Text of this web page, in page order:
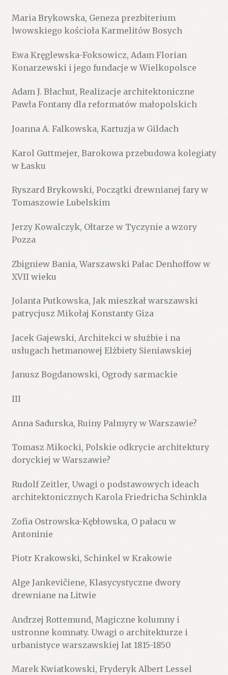
Maria Brykowska, Geneza prezbiterium
lwowskiego kościoła Karmelitów Bosych
Ewa Kręglewska-Foksowicz, Adam Florian
Konarzewski i jego fundacje w Wielkopolsce
Adam J. Błachut, Realizacje architektoniczne
Pawła Fontany dla reformatów małopolskich
Joanna A. Falkowska, Kartuzja w Gildach
Karol Guttmejer, Barokowa przebudowa kolegiaty
w Łasku
Ryszard Brykowski, Początki drewnianej fary w
Tomaszowie Lubelskim
Jerzy Kowalczyk, Ołtarze w Tyczynie a wzory
Pozza
Zbigniew Bania, Warszawski Pałac Denhoffow w
XVII wieku
Jolanta Putkowska, Jak mieszkał warszawski
patrycjusz Mikołaj Konstanty Giza
Jacek Gajewski, Architekci w służbie i na
usługach hetmanowej Elżbiety Sieniawskiej
Janusz Bogdanowski, Ogrody sarmackie
III
Anna Sadurska, Ruiny Palmyry w Warszawie?
Tomasz Mikocki, Polskie odkrycie architektury
doryckiej w Warszawie?
Rudolf Zeitler, Uwagi o podstawowych ideach
architektonicznych Karola Friedricha Schinkla
Zofia Ostrowska-Kębłowska, O pałacu w
Antoninie
Piotr Krakowski, Schinkel w Krakowie
Alge Jankevičiene, Klasycystyczne dwory
drewniane na Litwie
Andrzej Rottemund, Magiczne kolumny i
ustronne komnaty. Uwagi o architekturze i
urbanistyce warszawskiej lat 1815-1850
Marek Kwiatkowski, Fryderyk Albert Lessel